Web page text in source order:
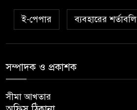
ই-পেপার ব্যবহারের শর্তাবলি
সম্পাদক ও প্রকাশক
সীমা আখতার